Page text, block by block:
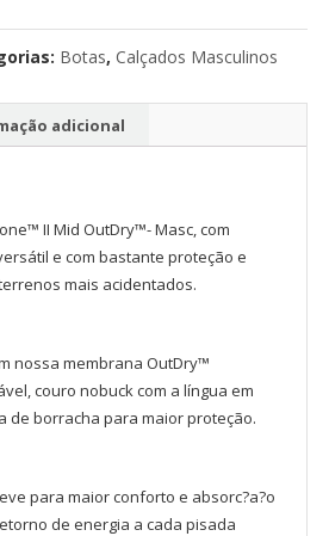
Botas, Calçados Masculinos
adicional
II Mid OutDry™- Masc, com
e com bastante proteção e
mais acidentados.
nossa membrana OutDry™
couro nobuck com a língua em
de borracha para maior proteção.
para maior conforto e absorc?a?o
de energia a cada pisada